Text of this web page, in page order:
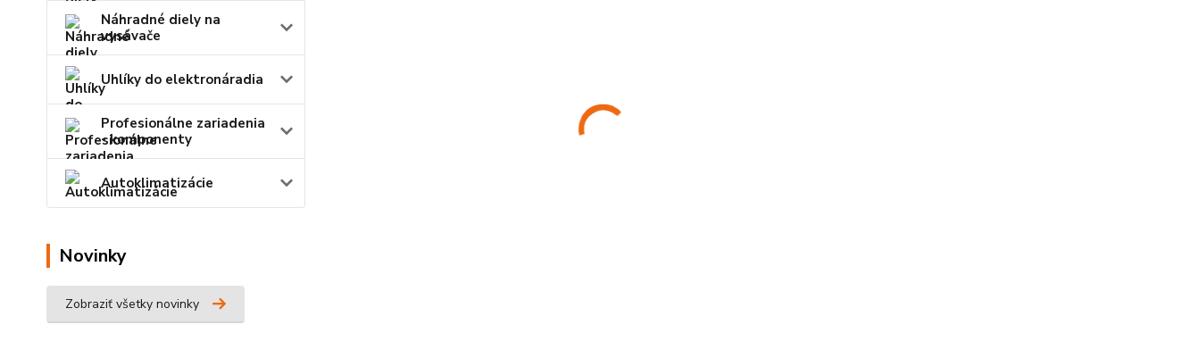
Náhradné diely na
vysávače
Uhlíky do elektronáradia
Profesionálne zariadenia
- komponenty
Autoklimatizácie
Novinky
Zobraziť všetky novinky